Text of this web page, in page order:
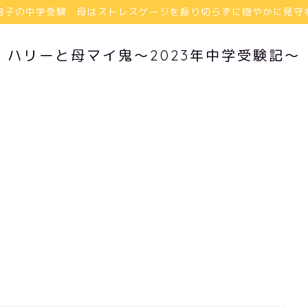
子の中学受験 母はストレスゲージを振り切らずに穏やかに見守
ハリーと母マイ鬼〜2023年中学受験記〜